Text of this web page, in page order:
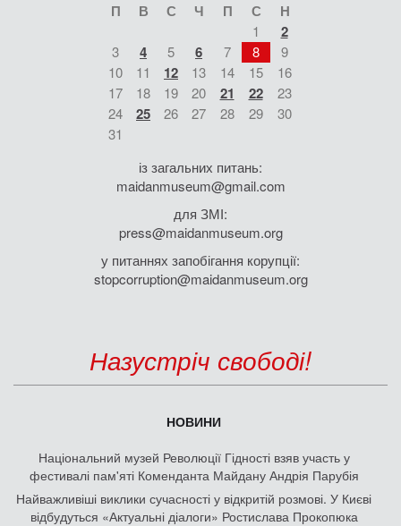
П В С Ч П С Н
1 2
3 4 5 6 7 8
9
10
11 12 13 14 15
16
17
18 19 20 21 22
23
24
25 26 27 28 29
30
31
із загальних питань:
maidanmuseum@gmail.com
для ЗМІ:
press@maidanmuseum.org
у питаннях запобігання корупції:
stopcorruption@maidanmuseum.org
Назустріч свободі!
НОВИНИ
Національний музей Революції Гідності взяв участь у
фестивалі пам'яті Коменданта Майдану Андрія Парубія
Найважливіші виклики сучасності у відкритій розмові. У Києві
відбудуться «Актуальні діалоги» Ростислава Прокопюка